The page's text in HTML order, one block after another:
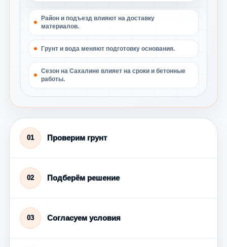
Район и подъезд влияют на доставку
материалов.
Грунт и вода меняют подготовку основания.
Сезон на Сахалине влияет на сроки и бетонные
работы.
01 Проверим грунт
02 Подберём решение
03 Согласуем условия